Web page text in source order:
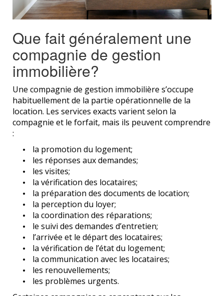
Que fait généralement une
compagnie de gestion
immobilière?
Une compagnie de gestion immobilière s’occupe
habituellement de la partie opérationnelle de la
location. Les services exacts varient selon la
compagnie et le forfait, mais ils peuvent comprendre
:
la promotion du logement;
les réponses aux demandes;
les visites;
la vérification des locataires;
la préparation des documents de location;
la perception du loyer;
la coordination des réparations;
le suivi des demandes d’entretien;
l’arrivée et le départ des locataires;
la vérification de l’état du logement;
la communication avec les locataires;
les renouvellements;
les problèmes urgents.